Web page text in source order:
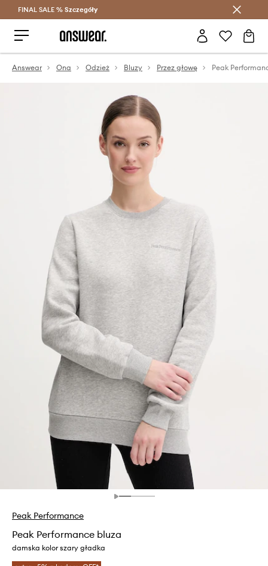
Oszczędzaj z Answear Club >
FINAL SALE % Szczegóły
Answear Ona Odzież Bluzy Przez głowę Peak
Peak Performance
Peak Performance bluza
damska kolor szary gładka